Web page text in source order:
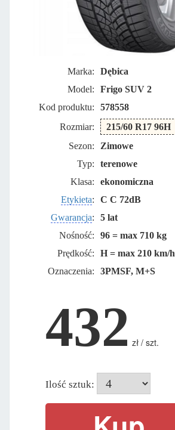
Marka:
Dębica
Model:
Frigo SUV 2
Kod produktu:
578558
Rozmiar:
Sezon:
Zimowe
Typ:
terenowe
Klasa:
ekonomiczna
Etykieta:
C C 72dB
Gwarancja:
5 lat
Nośność:
96 = max 710 kg
Prędkość:
H = max 210 km/h
Oznaczenia:
3PMSF, M+S
432 zł / szt.
Ilość sztuk: